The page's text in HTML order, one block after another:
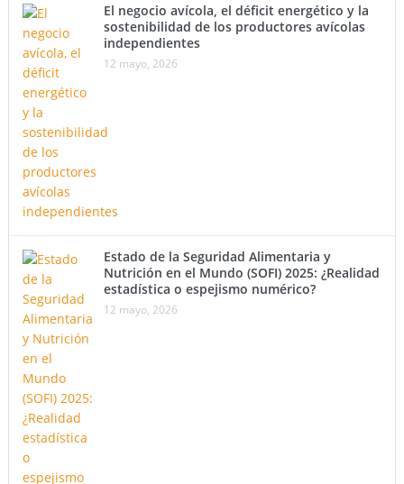
El negocio avícola, el déficit energético y la
sostenibilidad de los productores avícolas
independientes
12 mayo, 2026
Estado de la Seguridad Alimentaria y
Nutrición en el Mundo (SOFI) 2025: ¿Realidad
estadística o espejismo numérico?
12 mayo, 2026